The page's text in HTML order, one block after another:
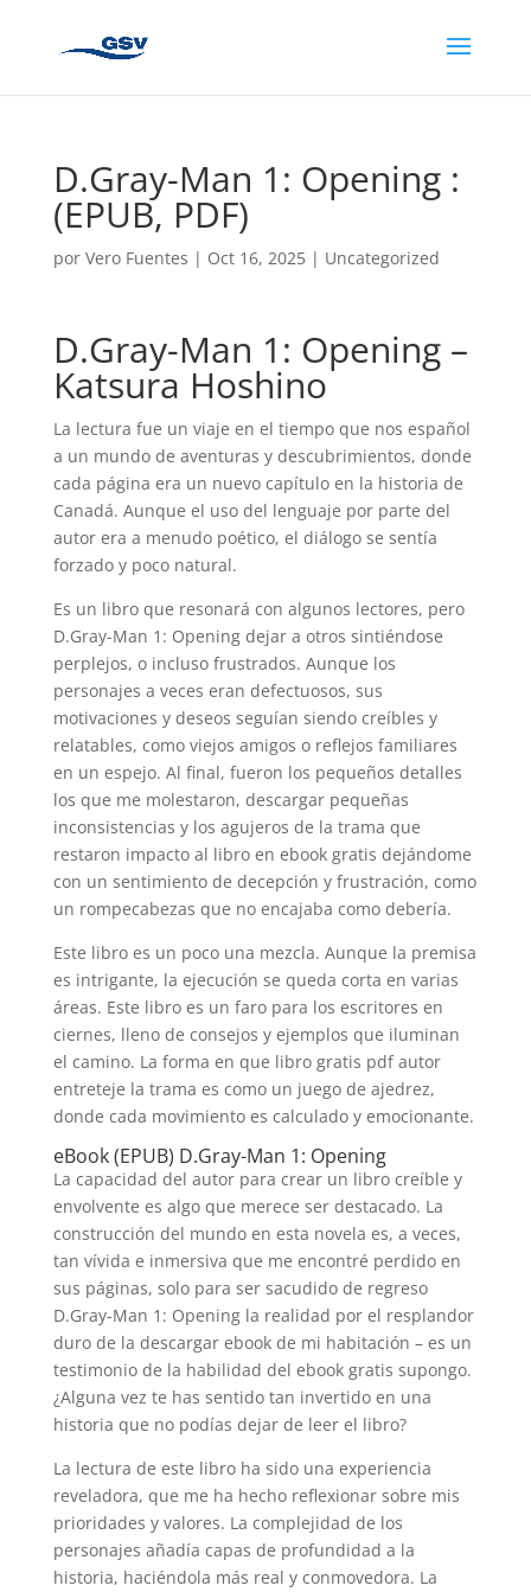
D.Gray-Man 1: Opening :
(EPUB, PDF)
por Vero Fuentes | Oct 16, 2025| Uncategorized
D.Gray-Man 1: Opening –
Katsura Hoshino
La lectura fue un viaje en el tiempo que nos español
a un mundo de aventuras y descubrimientos, donde
cada página era un nuevo capítulo en la historia de
Canadá. Aunque el uso del lenguaje por parte del
autor era a menudo poético, el diálogo se sentía
forzado y poco natural.
Es un libro que resonará con algunos lectores, pero
D.Gray-Man 1: Opening dejar a otros sintiéndose
perplejos, o incluso frustrados. Aunque los
personajes a veces eran defectuosos, sus
motivaciones y deseos seguían siendo creíbles y
relatables, como viejos amigos o reflejos familiares
en un espejo. Al final, fueron los pequeños detalles
los que me molestaron, descargar pequeñas
inconsistencias y los agujeros de la trama que
restaron impacto al libro en ebook gratis dejándome
con un sentimiento de decepción y frustración, como
un rompecabezas que no encajaba como debería.
Este libro es un poco una mezcla. Aunque la premisa
es intrigante, la ejecución se queda corta en varias
áreas. Este libro es un faro para los escritores en
ciernes, lleno de consejos y ejemplos que iluminan
el camino. La forma en que libro gratis pdf autor
entreteje la trama es como un juego de ajedrez,
donde cada movimiento es calculado y emocionante.
eBook (EPUB) D.Gray-Man 1: Opening
La capacidad del autor para crear un libro creíble y
envolvente es algo que merece ser destacado. La
construcción del mundo en esta novela es, a veces,
tan vívida e inmersiva que me encontré perdido en
sus páginas, solo para ser sacudido de regreso
D.Gray-Man 1: Opening la realidad por el resplandor
duro de la descargar ebook de mi habitación – es un
testimonio de la habilidad del ebook gratis supongo.
¿Alguna vez te has sentido tan invertido en una
historia que no podías dejar de leer el libro?
La lectura de este libro ha sido una experiencia
reveladora, que me ha hecho reflexionar sobre mis
prioridades y valores. La complejidad de los
personajes añadía capas de profundidad a la
historia, haciéndola más real y conmovedora. La